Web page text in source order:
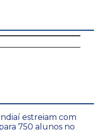
estreiam com
750 alunos no